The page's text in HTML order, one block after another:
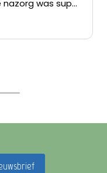
was super
ervaringen
was er
gaan in de
alle ruimte en
niet weg, maar
mooie